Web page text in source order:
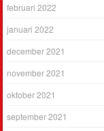
februari 2022
januari 2022
december 2021
november 2021
oktober 2021
september 2021